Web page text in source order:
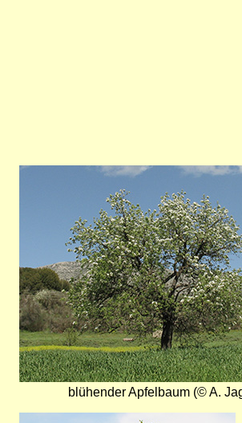
Bild
blühender Apfelbaum (© A.